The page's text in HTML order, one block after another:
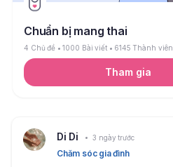
Chuẩn bị mang thai
4 Chủ đề 1000 Bài viết 6145 Thành viên
Tham gia
Di Di 3 ngày trước
Chăm sóc gia đình